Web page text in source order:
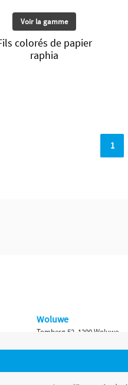
Voir la gamme
colorés de papier
raphia
1
Woluwe
Tomberg 52, 1200 Woluwe
Namur